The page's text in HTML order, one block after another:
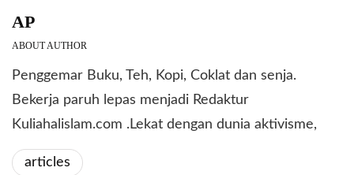
AP
ABOUT AUTHOR
Penggemar Buku, Teh, Kopi, Coklat dan senja.
Bekerja paruh lepas menjadi Redaktur
Kuliahalislam.com .Lekat dengan dunia aktivisme,
articles